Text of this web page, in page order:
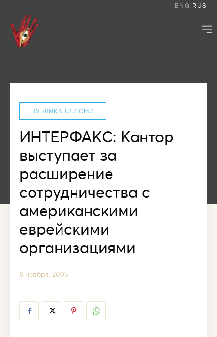
ENG RUS
ПУБЛИКАЦИИ СМИ
ИНТЕРФАКС: Кантор
выступает за
расширение
сотрудничества с
американскими
еврейскими
организациями
8 ноября, 2005